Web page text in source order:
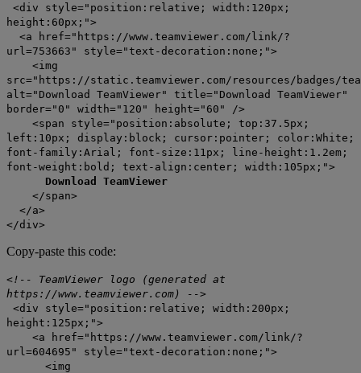
<div style="position:relative; width:120px;
height:60px;">
<a href="https://www.teamviewer.com/link/?
url=753663" style="text-decoration:none;">
<img
src="https://static.teamviewer.com/resources/badges/
alt="Download TeamViewer" title="Download TeamViewer"
border="0" width="120" height="60" />
<span style="position:absolute; top:37.5px;
left:10px; display:block; cursor:pointer; color:White;
font-family:Arial; font-size:11px; line-height:1.2em;
font-weight:bold; text-align:center; width:105px;">
Download TeamViewer
</span>
</a>
</div>
Copy-paste this code:
<!-- TeamViewer logo (generated at
https://www.teamviewer.com) -->
<div style="position:relative; width:200px;
height:125px;">
<a href="https://www.teamviewer.com/link/?
url=604695" style="text-decoration:none;">
<img